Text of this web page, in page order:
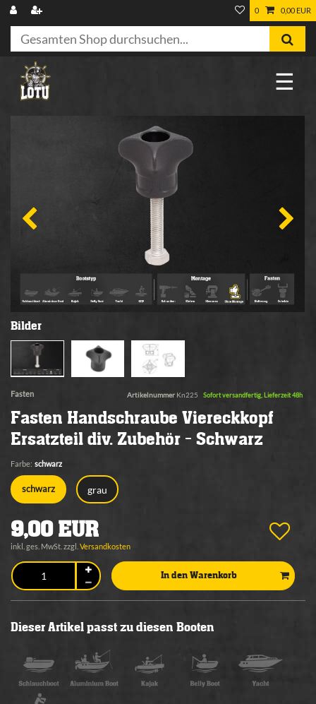
0 0,00 EUR
☰
Bilder
Fasten Artikelnummer Kn225 Sofort versandfertig, Lieferzeit 48h
Fasten Handschraube Viereckkopf
Ersatzteil div. Zubehör - Schwarz
Farbe: schwarz
schwarz grau
9,00 EUR
inkl. ges. MwSt. zzgl. Versandkosten
In den Warenkorb
Dieser Artikel passt zu diesen Booten